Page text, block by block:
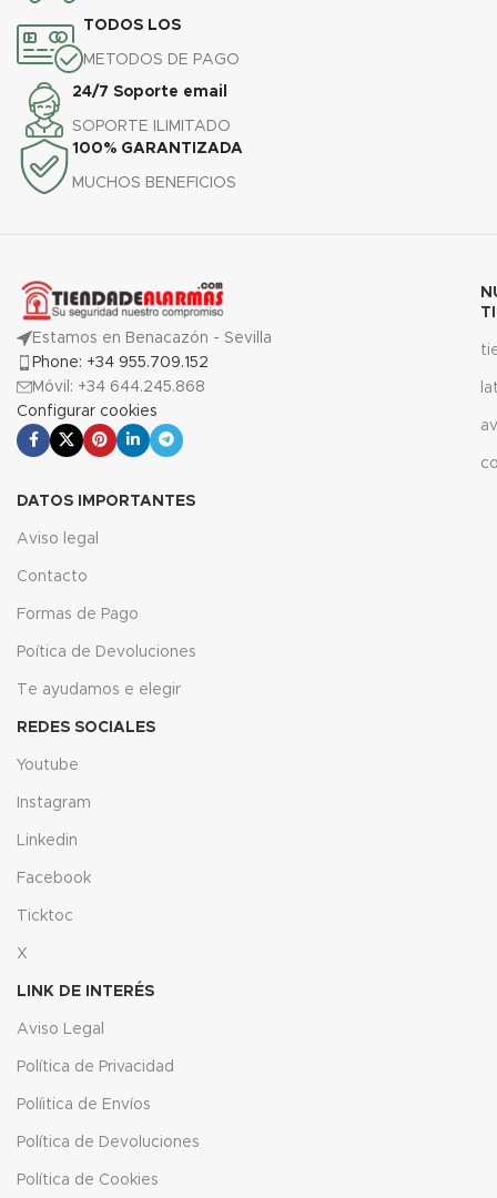
TODOS LOS
METODOS DE PAGO
24/7 Soporte email
SOPORTE ILIMITADO
100% GARANTIZADA
MUCHOS BENEFICIOS
Estamos en Benacazón - Sevilla
Phone: +34 955.709.152
Móvil: +34 644.245.868
Configurar cookies
DATOS IMPORTANTES
Aviso legal
Contacto
Formas de Pago
Poítica de Devoluciones
Te ayudamos e elegir
REDES SOCIALES
Youtube
Instagram
Linkedin
Facebook
Ticktoc
X
LINK DE INTERÉS
Aviso Legal
Política de Privacidad
Políitica de Envíos
Política de Devoluciones
Política de Cookies